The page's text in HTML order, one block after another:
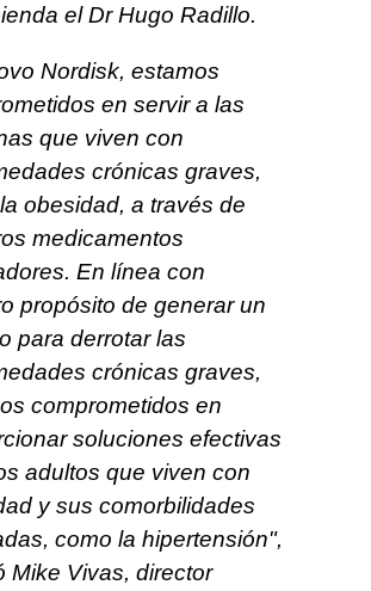
el Dr Hugo Radillo.
Nordisk, estamos
en servir a las
que viven con
crónicas graves,
obesidad, a través de
medicamentos
En línea con
propósito de generar un
para derrotar las
crónicas graves,
comprometidos en
soluciones efectivas
adultos que viven con
y sus comorbilidades
como la hipertensión",
Mike Vivas, director